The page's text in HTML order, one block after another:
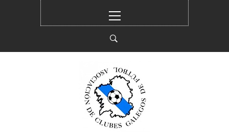
principal